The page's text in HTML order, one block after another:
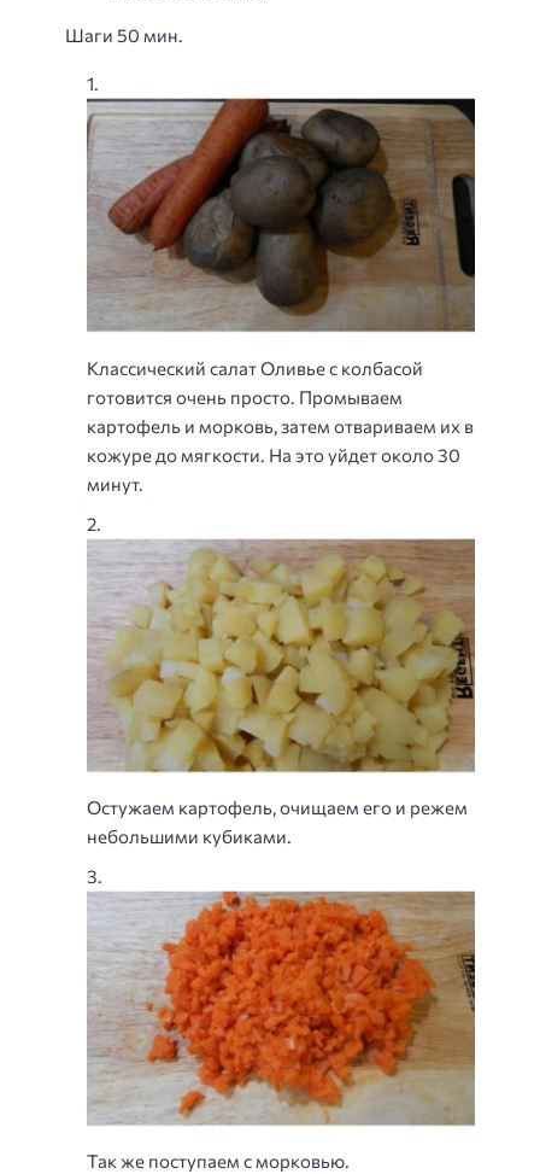
Шаги 50 мин.
Классический салат Оливье с колбасой
готовится очень просто. Промываем
картофель и морковь, затем отвариваем их в
кожуре до мягкости. На это уйдет около 30
минут.
Остужаем картофель, очищаем его и режем
небольшими кубиками.
Так же поступаем с морковью.